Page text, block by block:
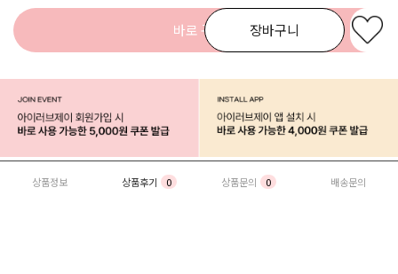
장바구니
바로 구매
상품정보 상품후기 0 상품문의 0 배송문의